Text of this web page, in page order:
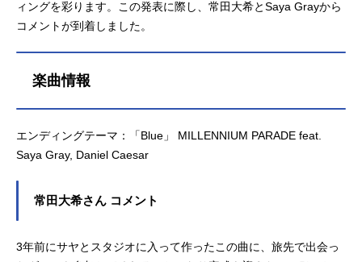
ィングを彩ります。この発表に際し、常田大希とSaya Grayから
コメントが到着しました。
楽曲情報
エンディングテーマ：「Blue」 MILLENNIUM PARADE feat.
Saya Gray, Daniel Caesar
常田大希さん コメント
3年前にサヤとスタジオに入って作ったこの曲に、旅先で出会っ